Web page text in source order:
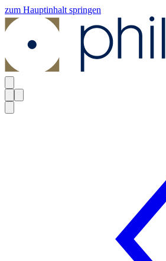
zum Hauptinhalt springen